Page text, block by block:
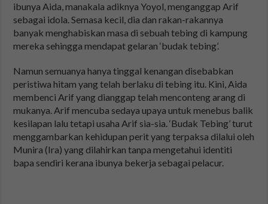
ibunya Aida, manakala adiknya Yoyol, menganggap Arif
sebagai idola. Semasa kecil, dia dan rakan-rakannya
banyak menghabiskan masa di sebuah tebing di kampung
mereka sehingga mendapat gelaran ‘budak tebing’.
Namun semuanya hanya tinggal kenangan disebabkan
peristiwa hitam yang telah berlaku di tebing itu. Kini, Aida
membenci Arif yang dianggap telah menconteng arang di
mukanya. Arif mencuba sedaya upaya untuk menebus balik
kesilapan lalu tetapi usaha Arif sia-sia. ‘Budak Tebing’ turut
menggambarkan kehidupan perit yang terpaksa dilalui oleh
Munira (Ira) yang dilahirkan tanpa mengetahui identiti
bapa sendiri kerana ibunya bekerja sebagai pelacur.